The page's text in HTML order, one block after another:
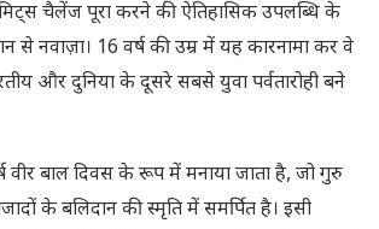
चैलेंज पूरा करने की ऐतिहासिक उपलब्धि के
से नवाज़ा। 16 वर्ष की उम्र में यह कारनामा कर वे
और दुनिया के दूसरे सबसे युवा पर्वतारोही बने
वीर बाल दिवस के रूप में मनाया जाता है, जो गुरु
के बलिदान की स्मृति में समर्पित है। इसी